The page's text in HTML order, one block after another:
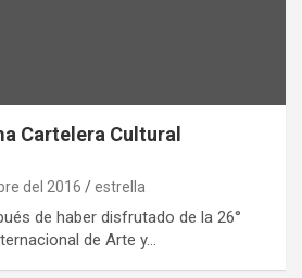
Cartelera Cultural
del 2016 estrella
de haber disfrutado de la 26°
de Arte y…